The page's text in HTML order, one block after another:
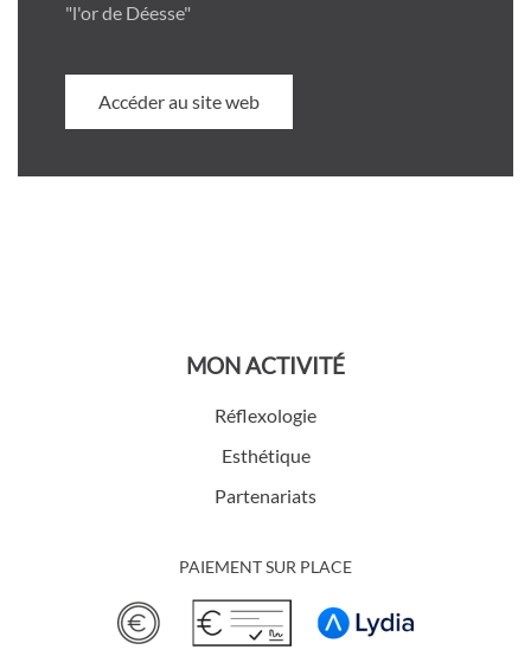
"l'or de Déesse"
Accéder au site web
MON ACTIVITÉ
Réflexologie
Esthétique
Partenariats
PAIEMENT SUR PLACE